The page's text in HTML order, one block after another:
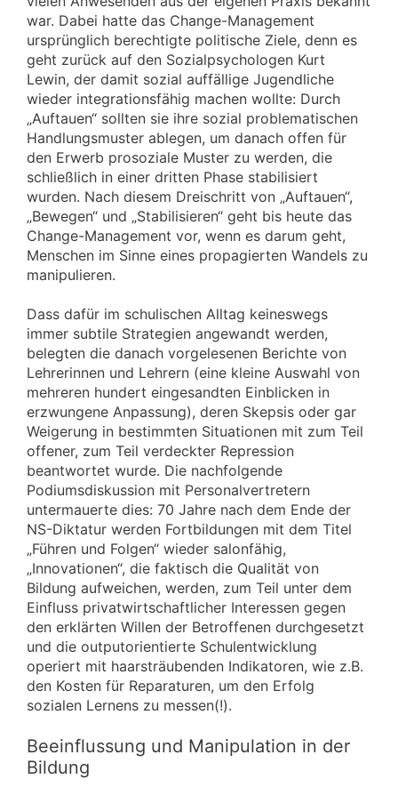
war. Dabei hatte das Change-Management
ursprünglich berechtigte politische Ziele, denn es
geht zurück auf den Sozialpsychologen Kurt
Lewin, der damit sozial auffällige Jugendliche
wieder integrationsfähig machen wollte: Durch
„Auftauen“ sollten sie ihre sozial problematischen
Handlungsmuster ablegen, um danach offen für
den Erwerb prosoziale Muster zu werden, die
schließlich in einer dritten Phase stabilisiert
wurden. Nach diesem Dreischritt von „Auftauen“,
„Bewegen“ und „Stabilisieren“ geht bis heute das
Change-Management vor, wenn es darum geht,
Menschen im Sinne eines propagierten Wandels zu
manipulieren.
Dass dafür im schulischen Alltag keineswegs
immer subtile Strategien angewandt werden,
belegten die danach vorgelesenen Berichte von
Lehrerinnen und Lehrern (eine kleine Auswahl von
mehreren hundert eingesandten Einblicken in
erzwungene Anpassung), deren Skepsis oder gar
Weigerung in bestimmten Situationen mit zum Teil
offener, zum Teil verdeckter Repression
beantwortet wurde. Die nachfolgende
Podiumsdiskussion mit Personalvertretern
untermauerte dies: 70 Jahre nach dem Ende der
NS-Diktatur werden Fortbildungen mit dem Titel
„Führen und Folgen“ wieder salonfähig,
„Innovationen“, die faktisch die Qualität von
Bildung aufweichen, werden, zum Teil unter dem
Einfluss privatwirtschaftlicher Interessen gegen
den erklärten Willen der Betroffenen durchgesetzt
und die outputorientierte Schulentwicklung
operiert mit haarsträubenden Indikatoren, wie z.B.
den Kosten für Reparaturen, um den Erfolg
sozialen Lernens zu messen(!).
Beeinflussung und Manipulation in der
Bildung